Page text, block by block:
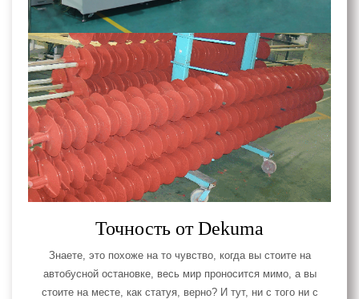
Точность от Dekuma
Знаете, это похоже на то чувство, когда вы стоите на
автобусной остановке, весь мир проносится мимо, а вы
стоите на месте, как статуя, верно? И тут, ни с того ни с